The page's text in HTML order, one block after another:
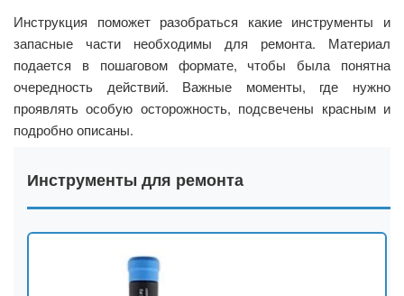
Инструкция поможет разобраться какие инструменты и
запасные части необходимы для ремонта. Материал
подается в пошаговом формате, чтобы была понятна
очередность действий. Важные моменты, где нужно
проявлять особую осторожность, подсвечены красным и
подробно описаны.
Инструменты для ремонта